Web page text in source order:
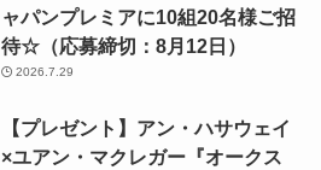
ャパンプレミアに10組20名様ご招
待☆（応募締切：8月12日）
2026.7.29
【プレゼント】アン・ハサウェイ
×ユアン・マクレガー『オークス